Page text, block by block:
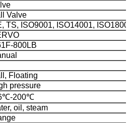
Valve
TS, ISO9001, ISO14001,
800LB
Floating
pressure
200℃
oil, steam